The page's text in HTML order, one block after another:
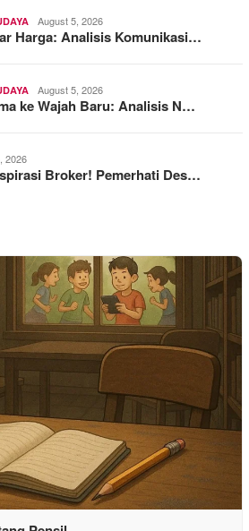
August 5, 2026
Harga: Analisis Komunikasi…
August 5, 2026
ke Wajah Baru: Analisis N…
2026
Broker! Pemerhati Des…